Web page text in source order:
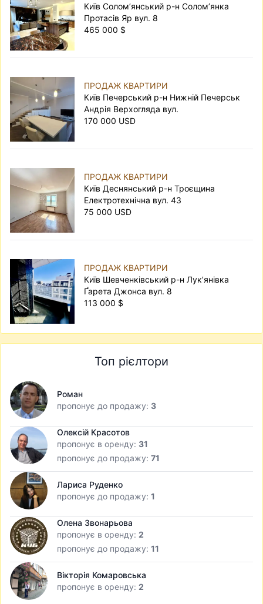
Київ Солом’янський р-н Солом’янка
Протасів Яр вул. 8
465 000 $
ПРОДАЖ КВАРТИРИ
Київ Печерський р-н Нижній Печерськ
Андрія Верхогляда вул.
170 000 USD
ПРОДАЖ КВАРТИРИ
Київ Деснянський р-н Троєщина
Електротехнічна вул. 43
75 000 USD
ПРОДАЖ КВАРТИРИ
Київ Шевченківський р-н Лук’янівка
Ґарета Джонса вул. 8
113 000 $
Топ рієлтори
Роман
пропонує до продажу: 3
Олексій Красотов
пропонує в оренду: 31
пропонує до продажу: 71
Лариса Руденко
пропонує до продажу: 1
Олена Звонарьова
пропонує в оренду: 2
пропонує до продажу: 11
Вікторія Комаровська
пропонує в оренду: 2